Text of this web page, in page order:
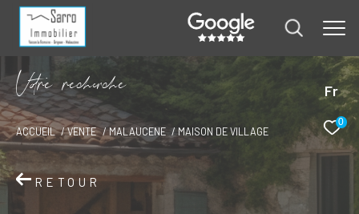
Fr
0
Vore recece
ACCUEIL VENTE MALAUCENE MAISON DE VILLAGE
RETOUR